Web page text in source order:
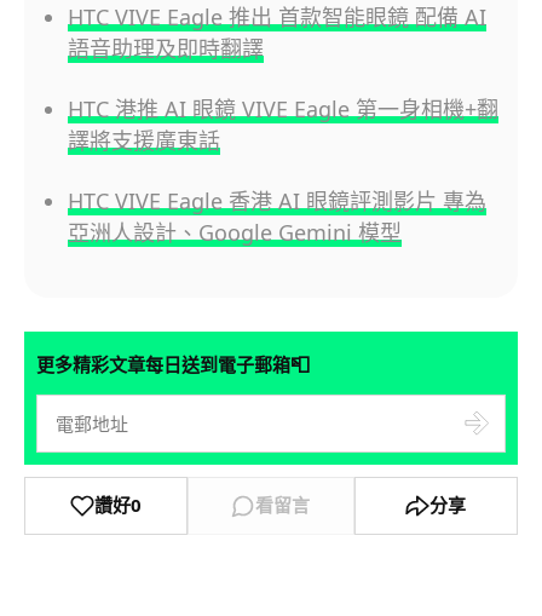
HTC VIVE Eagle 推出 首款智能眼鏡 配備 AI
語音助理及即時翻譯
HTC 港推 AI 眼鏡 VIVE Eagle 第一身相機+翻
譯將支援廣東話
HTC VIVE Eagle 香港 AI 眼鏡評測影片 專為
亞洲人設計、Google Gemini 模型
更多精彩文章每日送到電子郵箱📮
讚好0 看留言 分享